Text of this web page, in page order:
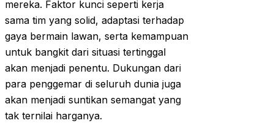
mereka. Faktor kunci seperti kerja
sama tim yang solid, adaptasi terhadap
gaya bermain lawan, serta kemampuan
untuk bangkit dari situasi tertinggal
akan menjadi penentu. Dukungan dari
para penggemar di seluruh dunia juga
akan menjadi suntikan semangat yang
tak ternilai harganya.